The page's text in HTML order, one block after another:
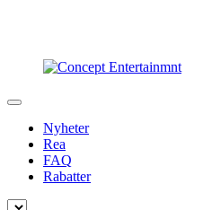
Nyheter
Rea
FAQ
Rabatter